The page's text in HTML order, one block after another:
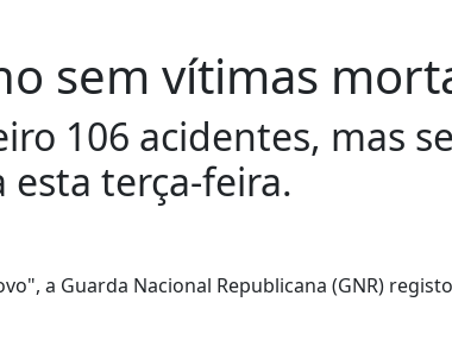
sem vítimas
106 acidentes, mas
terça-feira.
a Guarda Nacional Republicana (GNR)